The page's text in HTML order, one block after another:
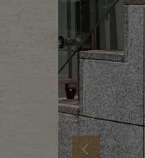
ブランドから探す
年代から探す
Previous